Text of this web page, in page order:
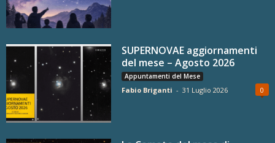
SUPERNOVAE aggiornamenti
del mese – Agosto 2026
Appuntamenti del Mese
Fabio Briganti - 31 Luglio 2026 0